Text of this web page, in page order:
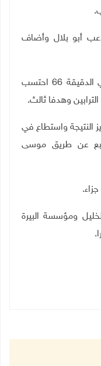
أبو بلال وأضاف
في الشوط الثاني لم يتغير الحال، ففي الدقيقة 66 احتسب
وهدفا ثالث.
النتيجة واستطاع في
رابع عن طريق موسى
ومؤسسة البيرة